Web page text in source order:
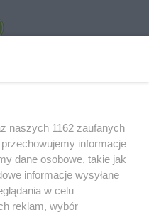
Serwis Informacyjny Miasta
HOSTING
naszych 1162 zaufanych
informacje
dane osobowe, takie jak
informacje wysyłane
w celu
reklam, wybór